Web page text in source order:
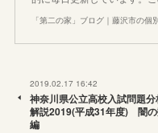
「第二の家」ブログ｜藤沢市の個
2019.02.17 16:42
神奈川県公立高校入試問題分
解説2019(平成31年度) 闇
編